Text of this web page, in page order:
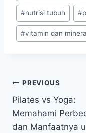
#nutrisi tubuh #
#vitamin dan
Post
navigation
PREVIOUS
Pilates vs Yoga:
Memahami
dan Manfaatnya